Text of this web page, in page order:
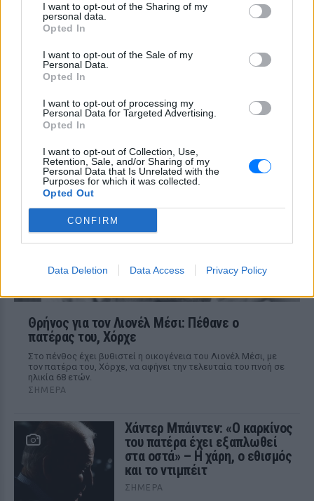
I want to opt-out of the Sharing of my
personal data.
Opted In
I want to opt-out of the Sale of my
Personal Data.
Opted In
I want to opt-out of processing my
Personal Data for Targeted Advertising.
Opted In
I want to opt-out of Collection, Use,
Retention, Sale, and/or Sharing of my
Personal Data that Is Unrelated with the
Purposes for which it was collected.
Opted Out
CONFIRM
Data Deletion Data Access Privacy Policy
12χρονο κοριτσάκι, ενώ νωρίτερα είχε
σκοτώσει τον παππού και τη γιαγιά του -
δράστης αυτοκτόνησε μετά την ένοπλη
57χρονη γυναίκα ανήκει η
σορός ‑ Πιθανότατα έπεσε από
ΣΉΜΕΡΑ
Οι πρώτες πληροφορίες από την
ιατροδικαστική εξέταση
Θρήνος για τον Λιονέλ Μέσι: Πέθανε ο
πατέρας του, Χόρχε
Στο πένθος έχει βυθιστεί η οικογένεια του Λιονέλ Μέσι, με
τον πατέρα του, Χόρχε, να αφήνει την τελευταία του πνοή σε
ηλικία 68 ετών.
ΣΉΜΕΡΑ
Χάντερ Μπάιντεν: «Ο καρκίνος
του πατέρα έχει εξαπλωθεί
στα οστά» – Η χάρη, ο εθισμός
και το ντιμπέιτ
ΣΉΜΕΡΑ